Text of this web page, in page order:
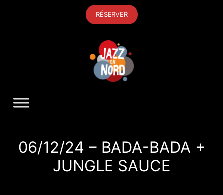
RÉSERVER
06/12/24 – BADA-BADA +
JUNGLE SAUCE